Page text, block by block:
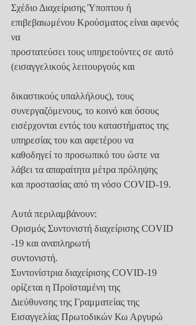
Σχέδιο Διαχείρισης Ύποπτου ή
επιβεβαιωμένου Κρούσματος είναι αφενός
να
προστατεύσει τους υπηρετούντες σε αυτό
(εισαγγελικούς λειτουργούς και
δικαστικούς υπαλλήλους), τους
συνεργαζόμενους, το κοινό και όσους
εισέρχονται εντός του καταστήματος της
υπηρεσίας του και αφετέρου να
καθοδηγεί το προσωπικό του ώστε να
λάβει τα απαραίτητα μέτρα πρόληψης
και προστασίας από τη νόσο COVID-19.
Αυτά περιλαμβάνουν:
Ορισμός Συντονιστή διαχείρισης COVID
-19 και αναπληρωτή
συντονιστή.
Συντονίστρια διαχείρισης COVID-19
ορίζεται η Προϊσταμένη της
Διεύθυνσης της Γραμματείας της
Εισαγγελίας Πρωτοδικών Κω Αργυρώ